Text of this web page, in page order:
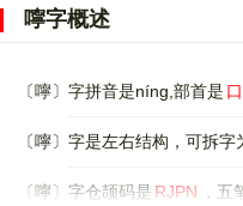
嚀字概述
〔嚀〕字拼音是níng,部首是
〔嚀〕字是左右结构，可拆字
〔嚀〕字仓颉码是 RJPN ，五